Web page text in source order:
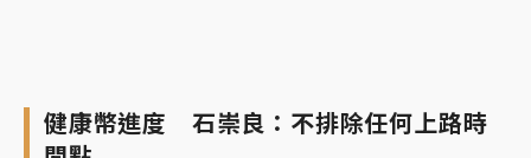
健康幣進度 石崇良：不排除任何上路時